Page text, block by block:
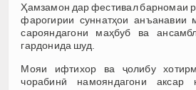
Ҳамзамон дар фестивал барномаи
фарогирии суннатҳои анъанавии
сарояндагони маҳбуб ва
гардонида шуд.
Мояи ифтихор ва ҷолибу
чорабинӣ намояндагони аксар